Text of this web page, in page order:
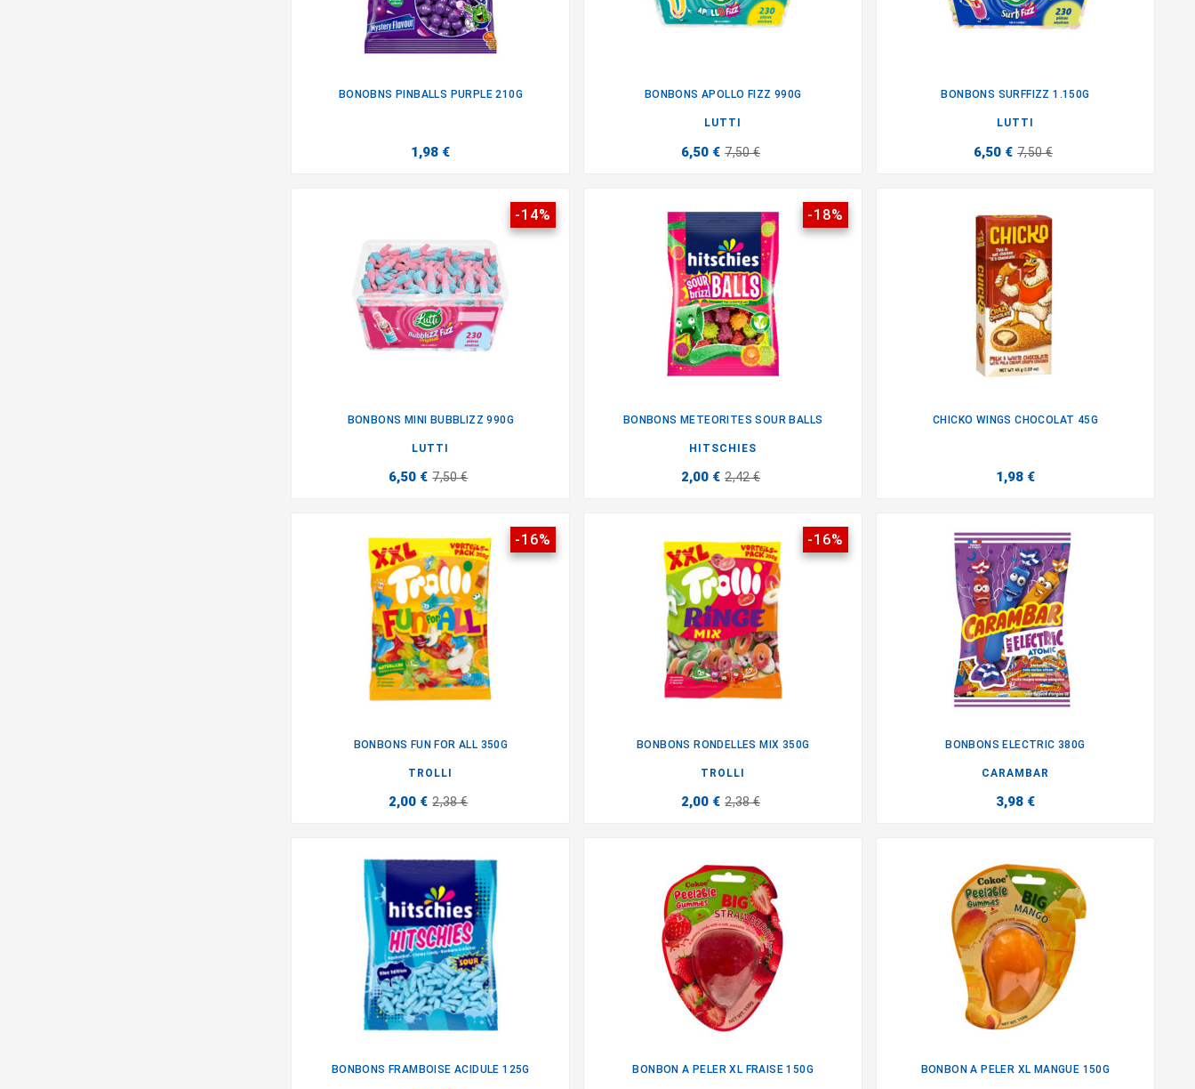
BONOBNS PINBALLS PURPLE 210G
1,98 €
BONBONS APOLLO FIZZ 990G
LUTTI
6,50 € 7,50 €
BONBONS SURFFIZZ 1.150G
LUTTI
6,50 € 7,50 €
-14%
BONBONS MINI BUBBLIZZ 990G
LUTTI
6,50 € 7,50 €
-18%
BONBONS METEORITES SOUR BALLS
HITSCHIES
2,00 € 2,42 €
CHICKO WINGS CHOCOLAT 45G
1,98 €
-16%
BONBONS FUN FOR ALL 350G
TROLLI
2,00 € 2,38 €
-16%
BONBONS RONDELLES MIX 350G
TROLLI
2,00 € 2,38 €
BONBONS ELECTRIC 380G
CARAMBAR
3,98 €
BONBONS FRAMBOISE ACIDULE 125G BONBON A PELER XL FRAISE 150G BONBON A PELER XL MANGUE 150G